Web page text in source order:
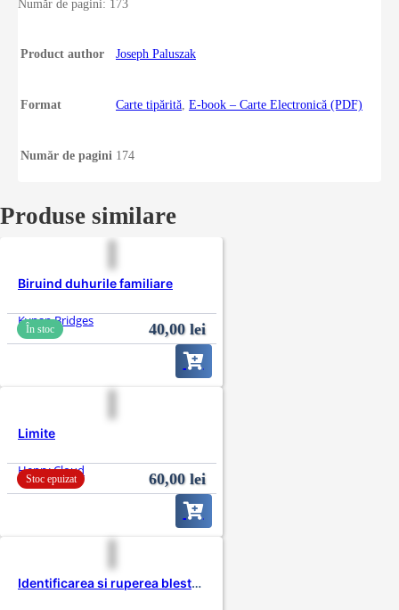
Număr de pagini: 173
Product author Joseph Paluszak
Format Carte tipărită, E-book – Carte Electronică (PDF)
Număr de pagini 174
Produse similare
Biruind duhurile familiare
Kynan Bridges
În stoc 40,00 lei
Limite
Henry Cloud
Stoc epuizat 60,00 lei
Identificarea si ruperea blestemelor